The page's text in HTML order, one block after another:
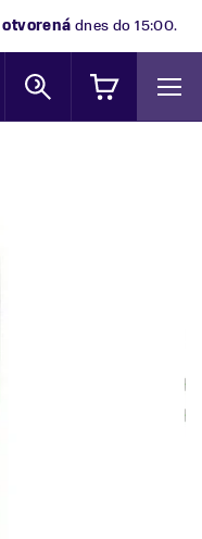
otvorená dnes do 15:00.